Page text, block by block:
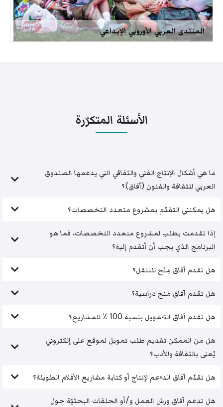
المنتدى العربي الأوروبي الإبداعي
الأسئلة المتكرّرة
ما هي أشكال الإنتاج الفني والثقافي التي يدعمها الصندوق
العربي للثقافة والفنون (آفاق)؟
هل يمكنني التقدّم بمشروع متعدد التخصصات؟
إذا تقدمت بطلب لمشروع متعدد التخصصات، فما هو
البرنامج الذي يجب أن أتقدم إليه؟
هل تقدم آفاق مِنَح للتنقل؟
هل تقدم آفاق منح دراسية؟
هل تقدم آفاق التَّمويل بنسبة 100 ٪ للمشاريع؟
هل من الممكن تقديم طلب تمويل لموقع على إلكتروني
يُعنى بالثقافة والأدب؟
هل تقدّم آفاق الدَّعم لإنتاج أو كتابة مشاريع الأفلام الطويلة؟
هل تدعم آفاق ورش العمل و/أو الحلقات البحثيّة حول